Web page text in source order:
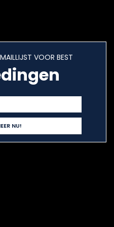
VOOR BEST